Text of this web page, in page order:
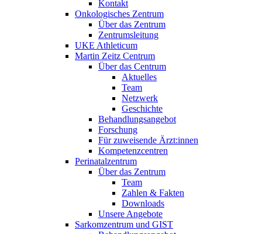
Kontakt
Onkologisches Zentrum
Über das Zentrum
Zentrumsleitung
UKE Athleticum
Martin Zeitz Centrum
Über das Centrum
Aktuelles
Team
Netzwerk
Geschichte
Behandlungsangebot
Forschung
Für zuweisende Ärzt:innen
Kompetenzcentren
Perinatalzentrum
Über das Zentrum
Team
Zahlen & Fakten
Downloads
Unsere Angebote
Sarkomzentrum und GIST